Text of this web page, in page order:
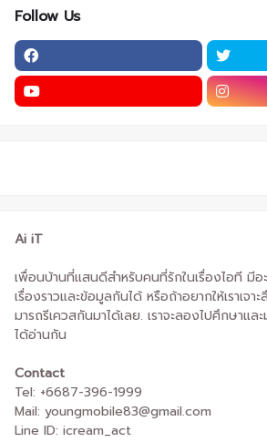
Follow Us
Ai iT
เพื่อนบ้านที่แสนดีสำหรับคนที่รักในเรื่องไอที มีอ
เรื่องราวและข้อมูลกันได้ หรือถ้าอยากให้เราเจา
มารถรีเควสกันมาได้เลย. เราจะลองไปศึกษาแล
ได้อ่านกัน
Contact
Tel: +6687-396-1999
Mail: youngmobile83@gmail.com
Line ID: icream_act